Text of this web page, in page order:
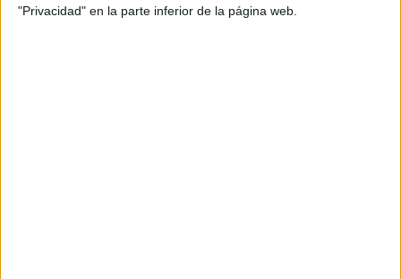
"Privacidad" en la parte inferior de la página web.